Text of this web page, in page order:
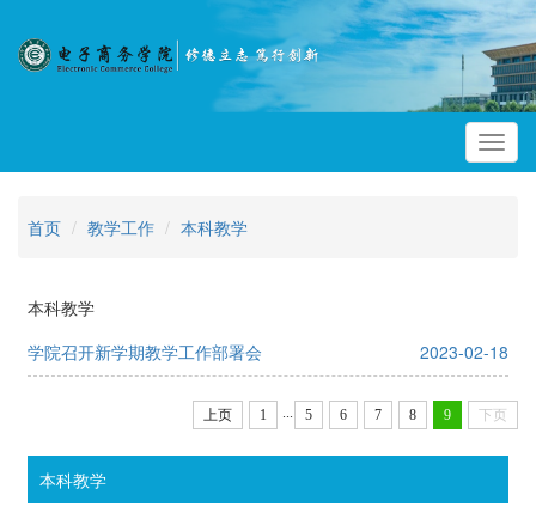
首页 教学工作 本科教学
本科教学
学院召开新学期教学工作部署会
2023-02-18
上页 1 ... 5 6 7 8 9 下页
本科教学